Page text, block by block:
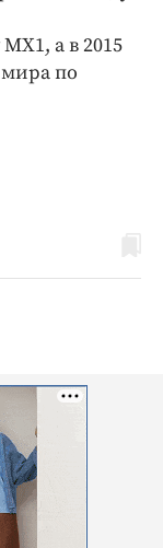
а в 2015
по